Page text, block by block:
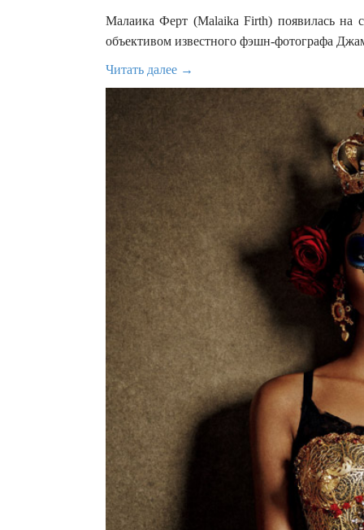
Малаика Ферт (Malaika Firth) появилась на
объективом известного фэшн-фотографа
Читать далее →